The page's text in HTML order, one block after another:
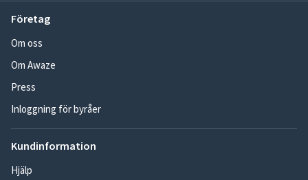
Företag
Om oss
Om Awaze
Press
Inloggning för byråer
Kundinformation
Hjälp